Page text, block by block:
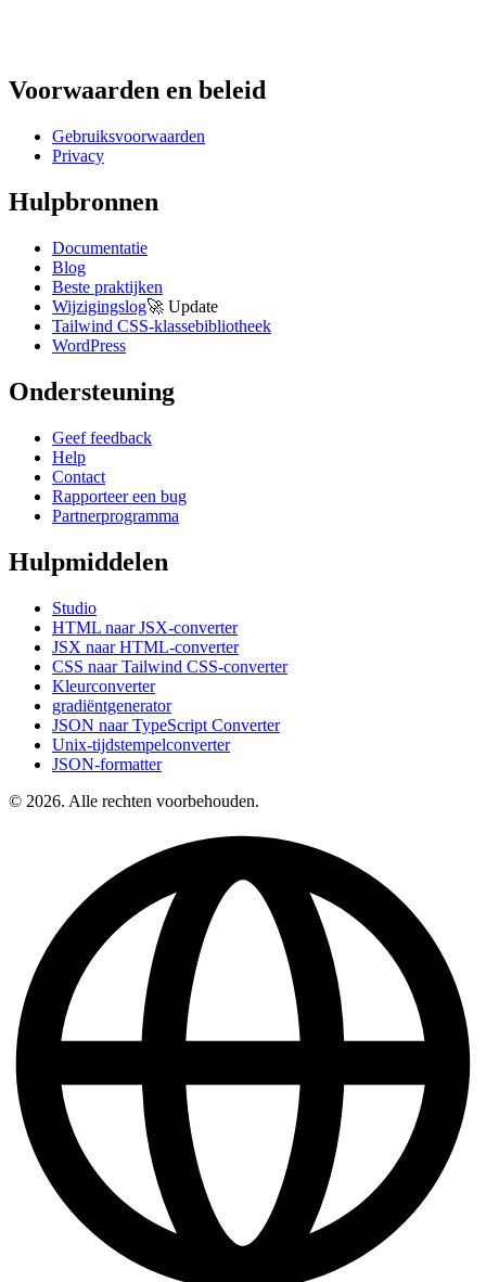
Voorwaarden en beleid
Gebruiksvoorwaarden
Privacy
Hulpbronnen
Documentatie
Blog
Beste praktijken
Wijzigingslog🚀 Update
Tailwind CSS-klassebibliotheek
WordPress
Ondersteuning
Geef feedback
Help
Contact
Rapporteer een bug
Partnerprogramma
Hulpmiddelen
Studio
HTML naar JSX-converter
JSX naar HTML-converter
CSS naar Tailwind CSS-converter
Kleurconverter
gradiëntgenerator
JSON naar TypeScript Converter
Unix-tijdstempelconverter
JSON-formatter
© 2026. Alle rechten voorbehouden.